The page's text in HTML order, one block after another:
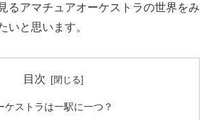
るアマチュアオーケストラの世界をみ
いと思います。
目次
ケストラは一駅に一つ？